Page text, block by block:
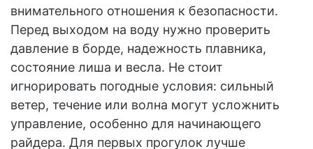
внимательного отношения к безопасности.
Перед выходом на воду нужно проверить
давление в борде, надежность плавника,
состояние лиша и весла. Не стоит
игнорировать погодные условия: сильный
ветер, течение или волна могут усложнить
управление, особенно для начинающего
райдера. Для первых прогулок лучше